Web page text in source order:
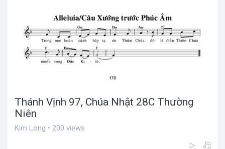
Thánh Vịnh 97, Chúa Nhật 28C Thường
Niên
Kim Long • 200 views